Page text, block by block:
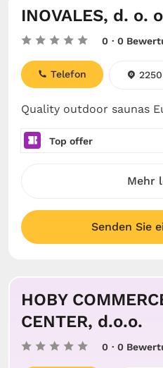
INOVALES, d. o.
0 · 0
Quality outdoor saunas
Telefon
Top offer
Mehr
Senden Sie
HOBY
CENTER, d.o.o.
0 · 0